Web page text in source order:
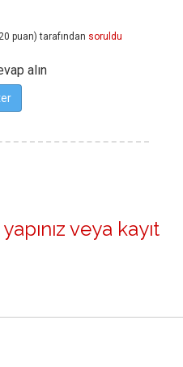
puan) tarafından soruldu
alın
veya kayıt